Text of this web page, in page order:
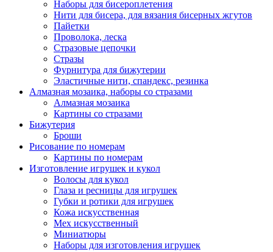
Наборы для бисероплетения
Нити для бисера, для вязания бисерных жгутов
Пайетки
Проволока, леска
Стразовые цепочки
Стразы
Фурнитура для бижутерии
Эластичные нити, спандекс, резинка
Алмазная мозаика, наборы со стразами
Алмазная мозаика
Картины co стразами
Бижутерия
Броши
Рисование по номерам
Картины по номерам
Изготовление игрушек и кукол
Волосы для кукол
Глаза и ресницы для игрушек
Губки и ротики для игрушек
Кожа искусственная
Мех искусственный
Миниатюры
Наборы для изготовления игрушек